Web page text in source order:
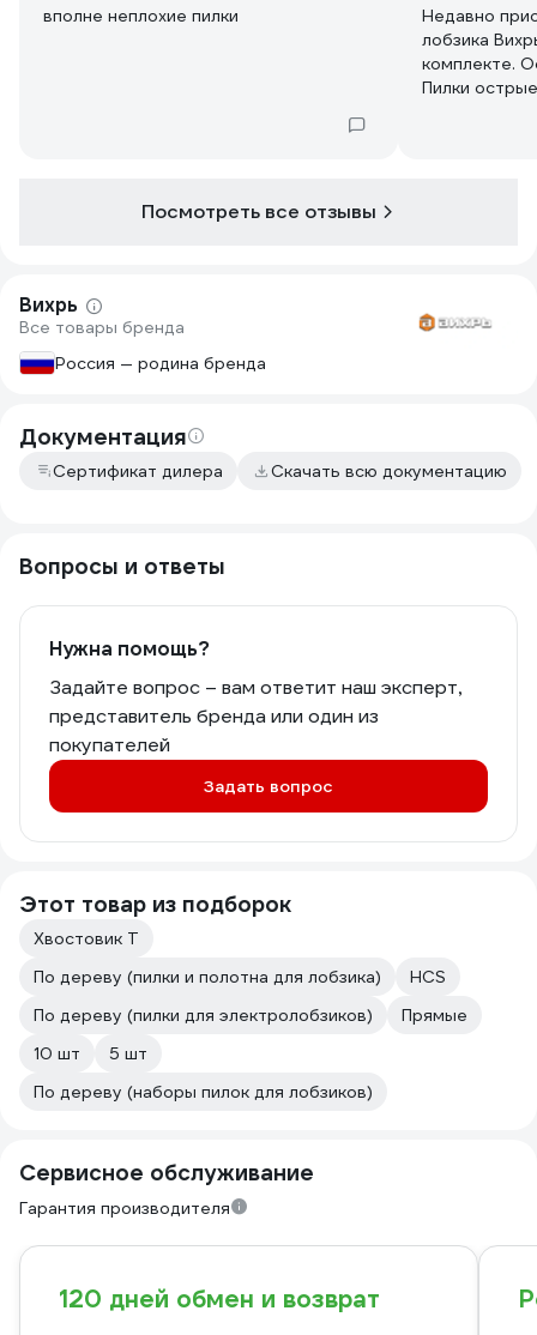
вполне неплохие пилки
Недавно
лобзика
комплекте.
Пилки
Посмотреть все отзывы
Вихрь
Все товары бренда
Россия — родина бренда
Документация
Сертификат дилера Скачать всю документацию
Вопросы и ответы
Нужна помощь?
Задайте вопрос – вам ответит наш эксперт,
представитель бренда или один из
покупателей
Задать вопрос
Этот товар из подборок
Хвостовик Т
По дереву (пилки и полотна для лобзика)
HСS
По дереву (пилки для электролобзиков)
Прямые
10 шт
5 шт
По дереву (наборы пилок для лобзиков)
Сервисное обслуживание
Гарантия производителя
120 дней обмен и возврат